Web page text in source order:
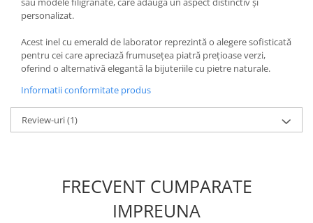
personalizat.
Acest inel cu emerald de laborator reprezintă o alegere sofisticată
pentru cei care apreciază frumusețea piatră prețioase verzi,
oferind o alternativă elegantă la bijuteriile cu pietre naturale.
Informatii conformitate produs
Review-uri(1)
FRECVENT CUMPARATE
IMPREUNA